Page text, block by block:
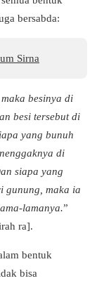
bersabda:
Sirna
besinya di
besi tersebut di
yang bunuh
di
siapa yang
gunung, maka ia
lamanya.”
ra].
bentuk
bisa